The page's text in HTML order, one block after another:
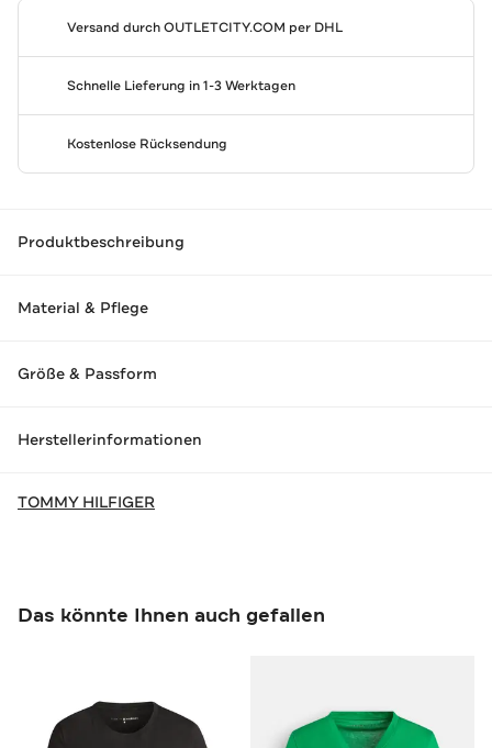
Versand durchOUTLETCITY.COM per DHL
Schnelle Lieferung in 1-3 Werktagen
Kostenlose Rücksendung
Produktbeschreibung
Material & Pflege
Größe & Passform
Herstellerinformationen
TOMMY HILFIGER
Das könnte Ihnen auch gefallen